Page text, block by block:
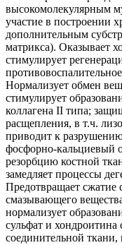
высокомолекулярным
участие в построении
дополнительным
матрикса). Оказывает
стимулирует
Нормализует обмен
стимулирует
коллагена II типа;
расщепления, в т.ч.
приводит к
фосфорно-кальциевый
резорбцию костной
замедляет процессы
Предотвращает сжатие
смазывающего
нормализует
сульфат и хондроитина
соединительной